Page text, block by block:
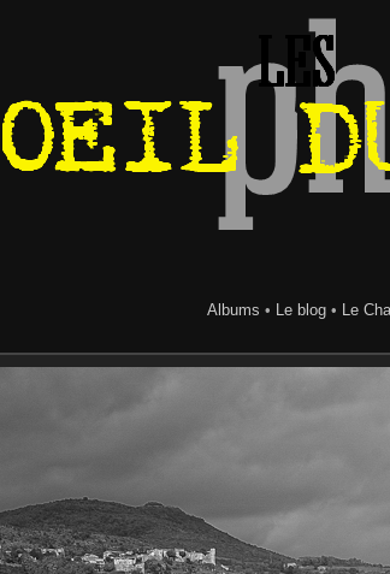
Albums • Le blog• Le